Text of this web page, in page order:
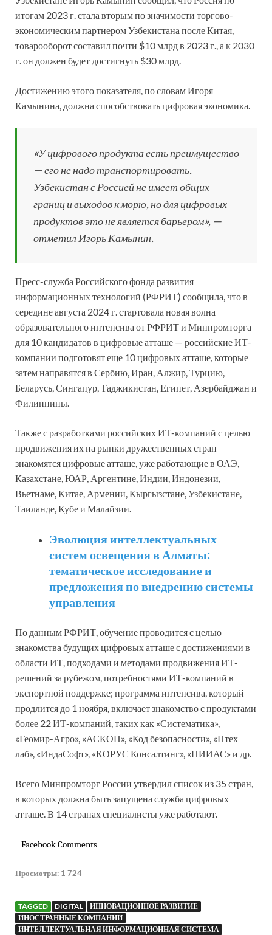
итогам 2023 г. стала вторым по значимости торгово-
экономическим партнером Узбекистана после Китая,
товарооборот составил почти $10 млрд в 2023 г., а к 2030
г. он должен будет достигнуть $30 млрд.
Достижению этого показателя, по словам Игоря
Камынина, должна способствовать цифровая экономика.
«У цифрового продукта есть преимущество
— его не надо транспортировать.
Узбекистан с Россией не имеет общих
границ и выходов к морю, но для цифровых
продуктов это не является барьером», —
отметил Игорь Камынин.
Пресс-служба Российского фонда развития
информационных технологий (РФРИТ) сообщила, что в
середине августа 2024 г. стартовала новая волна
образовательного интенсива от РФРИТ и Минпромторга
для 10 кандидатов в цифровые атташе — российские ИТ-
компании подготовят еще 10 цифровых атташе, которые
затем направятся в Сербию, Иран, Алжир, Турцию,
Беларусь, Сингапур, Таджикистан, Египет, Азербайджан и
Филиппины.
Также с разработками российских ИТ-компаний с целью
продвижения их на рынки дружественных стран
знакомятся цифровые атташе, уже работающие в ОАЭ,
Казахстане, ЮАР, Аргентине, Индии, Индонезии,
Вьетнаме, Китае, Армении, Кыргызстане, Узбекистане,
Таиланде, Кубе и Малайзии.
Эволюция интеллектуальных
систем освещения в Алматы:
тематическое исследование и
предложения по внедрению системы
управления
По данным РФРИТ, обучение проводится с целью
знакомства будущих цифровых атташе с достижениями в
области ИТ, подходами и методами продвижения ИТ-
решений за рубежом, потребностями ИТ-компаний в
экспортной поддержке; программа интенсива, который
продлится до 1 ноября, включает знакомство с продуктами
более 22 ИТ-компаний, таких как «Систематика»,
«Геомир-Агро», «АСКОН», «Код безопасности», «Нтех
лаб», «ИндаСофт», «КОРУС Консалтинг», «НИИАС» и др.
Всего Минпромторг России утвердил список из 35 стран,
в которых должна быть запущена служба цифровых
атташе. В 14 странах специалисты уже работают.
Facebook Comments
Просмотры: 1 724
TAGGED DIGITAL
ИННОВАЦИОННОЕ РАЗВИТИЕ
ИНОСТРАННЫЕ КОМПАНИИ
ИНТЕЛЛЕКТУАЛЬНАЯ ИНФОРМАЦИОННАЯ СИСТЕМА